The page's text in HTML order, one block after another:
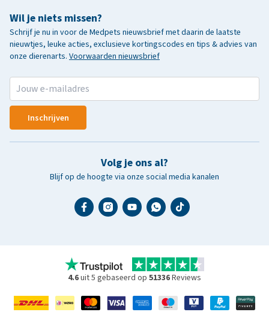
Wil je niets missen?
Schrijf je nu in voor de Medpets nieuwsbrief met daarin de laatste
nieuwtjes, leuke acties, exclusieve kortingscodes en tips & advies van
onze dierenarts. Voorwaarden nieuwsbrief
Inschrijven
Volg je ons al?
Blijf op de hoogte via onze social media kanalen
4.6uit 5 gebaseerd op 51336Reviews